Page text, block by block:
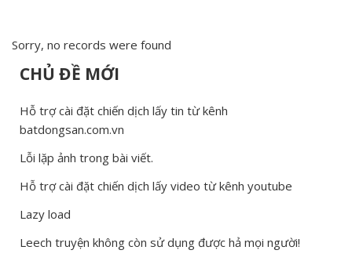
Sorry, no records were found
CHỦ ĐỀ MỚI
Hỗ trợ cài đặt chiến dịch lấy tin từ kênh
batdongsan.com.vn
Lỗi lặp ảnh trong bài viết.
Hỗ trợ cài đặt chiến dịch lấy video từ kênh youtube
Lazy load
Leech truyện không còn sử dụng được hả mọi người!